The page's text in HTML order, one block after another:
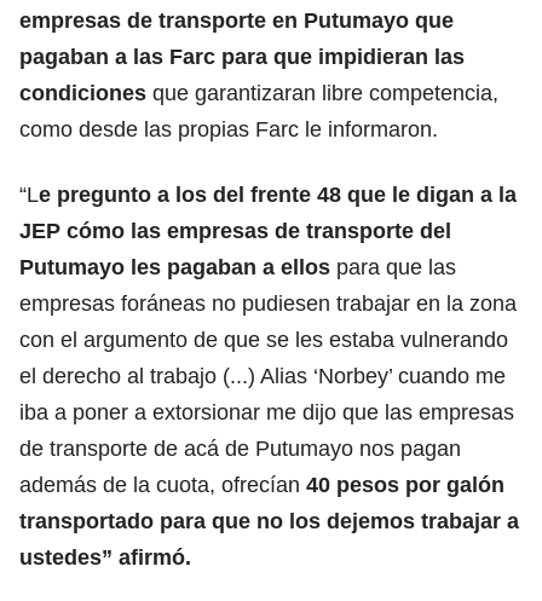
empresas de transporte en Putumayo que
pagaban a las Farc para que impidieran las
condiciones que garantizaran libre competencia,
como desde las propias Farc le informaron.
“Le pregunto a los del frente 48 que le digan a la
JEP cómo las empresas de transporte del
Putumayo les pagaban a ellos para que las
empresas foráneas no pudiesen trabajar en la zona
con el argumento de que se les estaba vulnerando
el derecho al trabajo (...) Alias ‘Norbey’ cuando me
iba a poner a extorsionar me dijo que las empresas
de transporte de acá de Putumayo nos pagan
además de la cuota, ofrecían 40 pesos por galón
transportado para que no los dejemos trabajar a
ustedes” afirmó.